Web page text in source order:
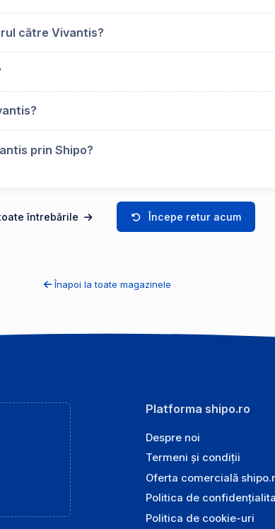
către Vivantis?
prin Shipo?
întrebările Începe retur acum
Înapoi la toate magazinele
Platforma shipo.ro
Despre noi
Termeni și condiții
Oferta comercială
Politica de
Politica de cookie-uri